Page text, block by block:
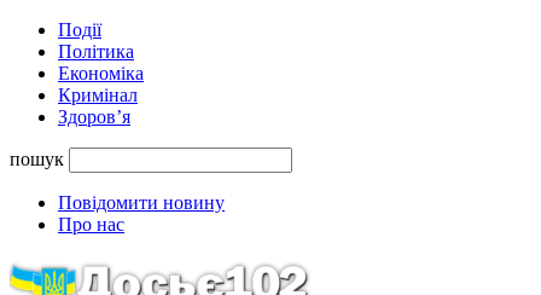
Події
Політика
Економіка
Кримінал
Здоров’я
пошук
Повідомити новину
Про нас